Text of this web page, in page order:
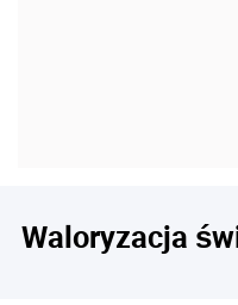
Waloryzacja